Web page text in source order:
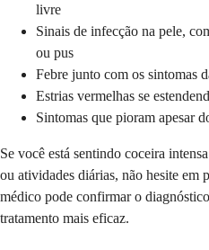
livre
Sinais de infecção na pele,
ou pus
Febre junto com os sintomas
Estrias vermelhas se
Sintomas que pioram apesar
Se você está sentindo coceira
ou atividades diárias, não hesite em
médico pode confirmar o
tratamento mais eficaz.